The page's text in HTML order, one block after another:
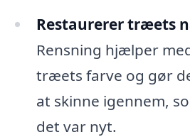
Restaurerer træets
Rensning hjælper
træets farve og gør
at skinne igennem,
det var nyt.